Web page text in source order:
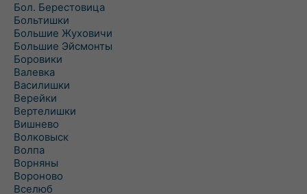
Бол. Берестовица
Больтишки
Большие Жуховичи
Большие Эйсмонты
Боровики
Валевка
Василишки
Верейки
Вертелишки
Вишнево
Волковыск
Волпа
Ворняны
Вороново
Вселюб